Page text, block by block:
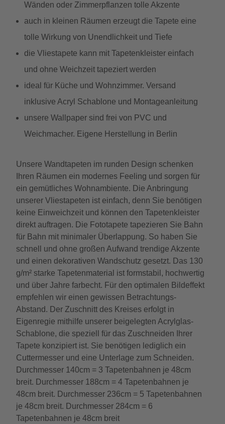
Wänden oder Zimmerpflanzen tolle Akzente
auch in kleinen Räumen erzeugt die Tapete eine
tolle Wirkung von Unendlichkeit und Tiefe
die Vliestapete kann mit Tapetenkleister einfach
und ohne Weichzeit tapeziert werden
ideal für Küche und Wohnzimmer. Versand
inklusive Acryl Schablone und Montageanleitung
unsere Wallpaper sind frei von PVC und
Weichmacher. Eigene Herstellung in Berlin
Unsere Wandtapeten im runden Design schenken
Ihren Räumen ein modernes Feeling und sorgen für
ein gemütliches Wohnambiente. Die Anbringung
unserer Vliestapeten ist einfach, denn Sie benötigen
keine Einweichzeit und können den Tapetenkleister
direkt auftragen. Die Fototapete tapezieren Sie Bahn
für Bahn mit minimaler Überlappung. So haben Sie
schnell und ohne großen Aufwand trendige Akzente
und einen dekorativen Wandschutz gesetzt. Das 130
g/m² starke Tapetenmaterial ist formstabil, hochwertig
und über Jahre farbecht. Für den optimalen Bildeffekt
empfehlen wir einen gewissen Betrachtungs-
Abstand. Der Zuschnitt des Kreises erfolgt in
Eigenregie mithilfe unserer beigelegten Acrylglas-
Schablone, die speziell für das Zuschneiden Ihrer
Tapete konzipiert ist. Sie benötigen lediglich ein
Cuttermesser und eine Unterlage zum Schneiden.
Durchmesser 140cm = 3 Tapetenbahnen je 48cm
breit. Durchmesser 188cm = 4 Tapetenbahnen je
48cm breit. Durchmesser 236cm = 5 Tapetenbahnen
je 48cm breit. Durchmesser 284cm = 6
Tapetenbahnen je 48cm breit